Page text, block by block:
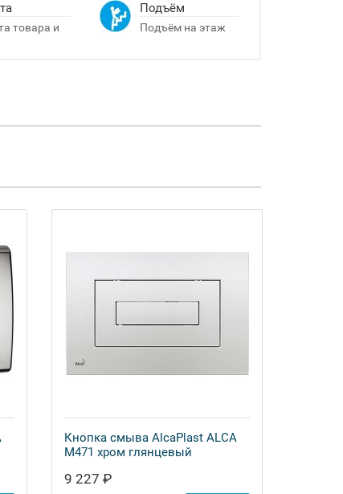
товара и
Подъём
Подъём на этаж
Кнопка смыва AlcaPlast ALCA
M471 хром глянцевый
9 227 ₽